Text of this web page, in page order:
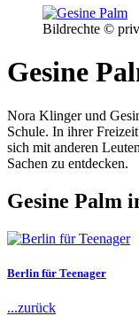
Bildrechte ©
Gesine
Nora Klinger und
Schule. In ihrer
sich mit anderen
Sachen zu entdecken.
Gesine Palm
Berlin für Teenager
...zurück